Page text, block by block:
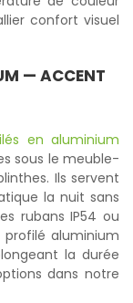
confort visuel
— ACCENT
en aluminium
sous le meuble-
Ils servent
la nuit sans
rubans IP54 ou
profilé aluminium
la durée
dans notre